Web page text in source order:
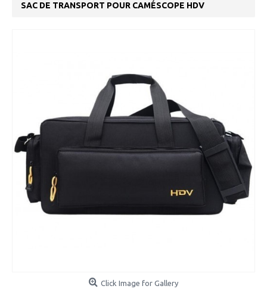
SAC DE TRANSPORT POUR CAMÉSCOPE HDV
Click Image for Gallery